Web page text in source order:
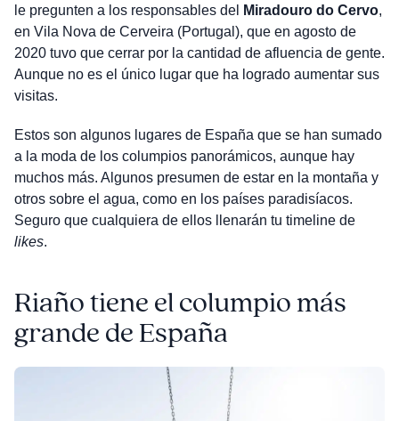
le pregunten a los responsables del
Miradouro do Cervo,
en Vila Nova de Cerveira (Portugal), que en agosto de
2020 tuvo que cerrar por la cantidad de afluencia de gente.
Aunque no es el único lugar que ha logrado aumentar sus
visitas.
Estos son algunos lugares de España que se han sumado
a la moda de los columpios panorámicos, aunque hay
muchos más. Algunos presumen de estar en la montaña y
otros sobre el agua, como en los países paradisíacos.
Seguro que cualquiera de ellos llenarán tu timeline de
likes.
Riaño tiene el columpio más
grande de España